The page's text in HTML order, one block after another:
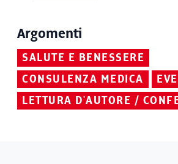
Argomenti
SALUTE E BENESSERE
CONSULENZA MEDICA
LETTURA D'AUTORE /